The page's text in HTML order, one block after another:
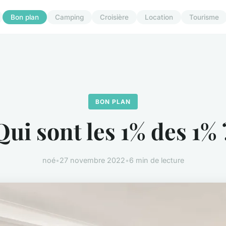
Bon plan Camping Croisière Location Tourisme
BON PLAN
sont les 1% des 1%
noé•27 novembre 2022•6 min de lecture